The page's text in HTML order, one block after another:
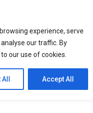
experience, serve
our traffic. By
our use of cookies.
Accept All